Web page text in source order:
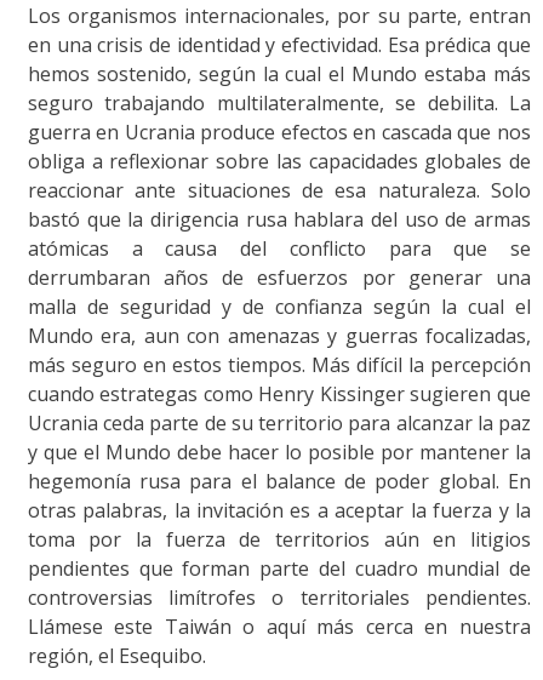
Los organismos internacionales, por su parte, entran
en una crisis de identidad y efectividad. Esa prédica que
hemos sostenido, según la cual el Mundo estaba más
seguro trabajando multilateralmente, se debilita. La
guerra en Ucrania produce efectos en cascada que nos
obliga a reflexionar sobre las capacidades globales de
reaccionar ante situaciones de esa naturaleza. Solo
bastó que la dirigencia rusa hablara del uso de armas
atómicas a causa del conflicto para que se
derrumbaran años de esfuerzos por generar una
malla de seguridad y de confianza según la cual el
Mundo era, aun con amenazas y guerras focalizadas,
más seguro en estos tiempos. Más difícil la percepción
cuando estrategas como Henry Kissinger sugieren que
Ucrania ceda parte de su territorio para alcanzar la paz
y que el Mundo debe hacer lo posible por mantener la
hegemonía rusa para el balance de poder global. En
otras palabras, la invitación es a aceptar la fuerza y la
toma por la fuerza de territorios aún en litigios
pendientes que forman parte del cuadro mundial de
controversias limítrofes o territoriales pendientes.
Llámese este Taiwán o aquí más cerca en nuestra
región, el Esequibo.